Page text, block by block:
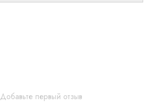
Добавьте первый отзыв